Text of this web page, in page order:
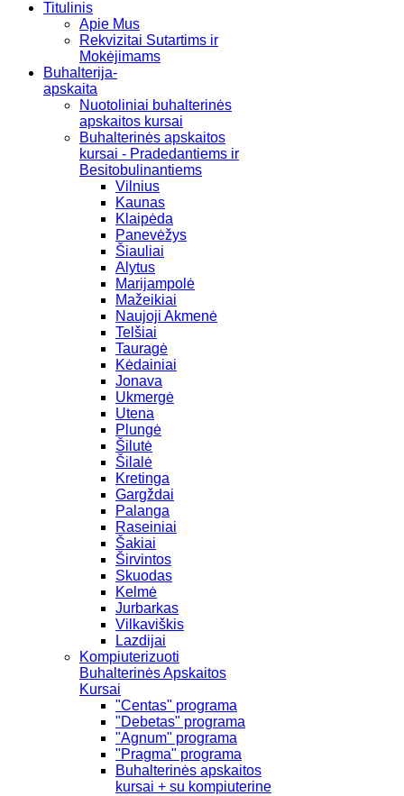
Titulinis
Apie Mus
Rekvizitai Sutartims ir
Mokėjimams
Buhalterija-
apskaita
Nuotoliniai buhalterinės
apskaitos kursai
Buhalterinės apskaitos
kursai - Pradedantiems ir
Besitobulinantiems
Vilnius
Kaunas
Klaipėda
Panevėžys
Šiauliai
Alytus
Marijampolė
Mažeikiai
Naujoji Akmenė
Telšiai
Tauragė
Kėdainiai
Jonava
Ukmergė
Utena
Plungė
Šilutė
Šilalė
Kretinga
Gargždai
Palanga
Raseiniai
Šakiai
Širvintos
Skuodas
Kelmė
Jurbarkas
Vilkaviškis
Lazdijai
Kompiuterizuoti
Buhalterinės Apskaitos
Kursai
"Centas" programa
"Debetas" programa
"Agnum" programa
"Pragma" programa
Buhalterinės apskaitos
kursai + su kompiuterine